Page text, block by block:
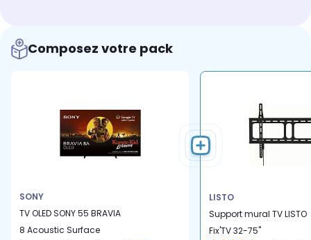
Composez votre pack
SONY
TV OLED SONY 55 BRAVIA
8 Acoustic Surface
LISTO
Support mural TV LISTO
Fix'TV 32-75''